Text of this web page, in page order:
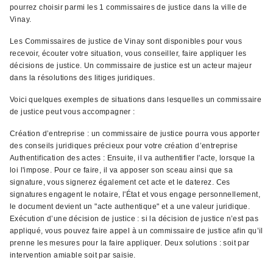
pourrez choisir parmi les 1 commissaires de justice dans la ville de
Vinay.
Les Commissaires de justice de Vinay sont disponibles pour vous
recevoir, écouter votre situation, vous conseiller, faire appliquer les
décisions de justice. Un commissaire de justice est un acteur majeur
dans la résolutions des litiges juridiques.
Voici quelques exemples de situations dans lesquelles un commissaire
de justice peut vous accompagner :
Création d’entreprise : un commissaire de justice pourra vous apporter
des conseils juridiques précieux pour votre création d’entreprise
Authentification des actes : Ensuite, il va authentifier l'acte, lorsque la
loi l'impose. Pour ce faire, il va apposer son sceau ainsi que sa
signature, vous signerez également cet acte et le daterez. Ces
signatures engagent le notaire, l'État et vous engage personnellement,
le document devient un "acte authentique" et a une valeur juridique.
Exécution d’une décision de justice : si la décision de justice n’est pas
appliqué, vous pouvez faire appel à un commissaire de justice afin qu’il
prenne les mesures pour la faire appliquer. Deux solutions : soit par
intervention amiable soit par saisie.